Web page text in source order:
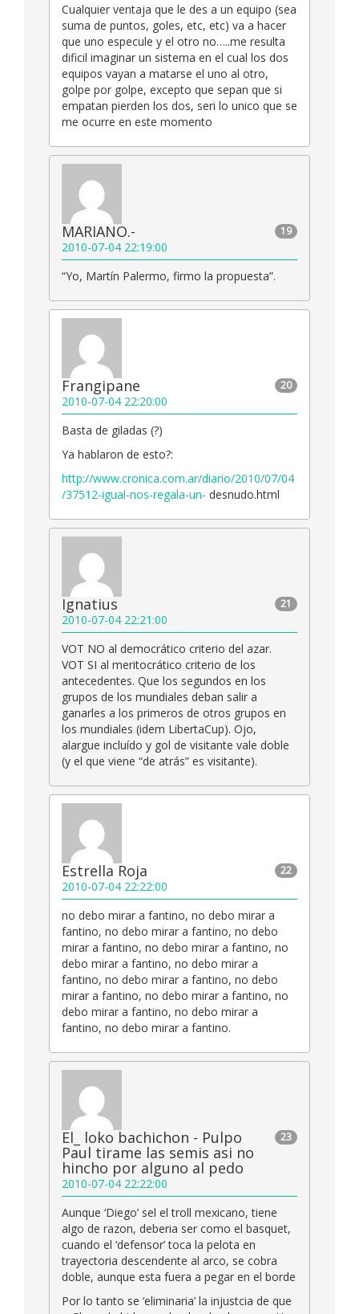
Cualquier ventaja que le des a un equipo (sea
suma de puntos, goles, etc, etc) va a hacer
que uno especule y el otro no…..me resulta
dificil imaginar un sistema en el cual los dos
equipos vayan a matarse el uno al otro,
golpe por golpe, excepto que sepan que si
empatan pierden los dos, seri lo unico que se
me ocurre en este momento
19
MARIANO.-
2010-07-04 22:19:00
“Yo, Martín Palermo, firmo la propuesta”.
20
Frangipane
2010-07-04 22:20:00
Basta de giladas (?)
Ya hablaron de esto?:
http://www.cronica.com.ar/diario/2010/07/04
/37512-igual-nos-regala-un- desnudo.html
21
Ignatius
2010-07-04 22:21:00
VOT NO al democrático criterio del azar.
VOT SI al meritocrático criterio de los
antecedentes. Que los segundos en los
grupos de los mundiales deban salir a
ganarles a los primeros de otros grupos en
los mundiales (idem LibertaCup). Ojo,
alargue incluído y gol de visitante vale doble
(y el que viene “de atrás” es visitante).
22
Estrella Roja
2010-07-04 22:22:00
no debo mirar a fantino, no debo mirar a
fantino, no debo mirar a fantino, no debo
mirar a fantino, no debo mirar a fantino, no
debo mirar a fantino, no debo mirar a
fantino, no debo mirar a fantino, no debo
mirar a fantino, no debo mirar a fantino, no
debo mirar a fantino, no debo mirar a
fantino, no debo mirar a fantino.
23
El_ loko bachichon - Pulpo
Paul tirame las semis asi no
hincho por alguno al pedo
2010-07-04 22:22:00
Aunque ‘Diego’ sel el troll mexicano, tiene
algo de razon, deberia ser como el basquet,
cuando el ‘defensor’ toca la pelota en
trayectoria descendente al arco, se cobra
doble, aunque esta fuera a pegar en el borde
Por lo tanto se ‘eliminaria’ la injustcia de que